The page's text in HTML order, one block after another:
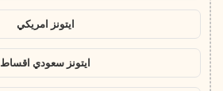
ايتونز امريكي
ايتونز سعودي اقساط